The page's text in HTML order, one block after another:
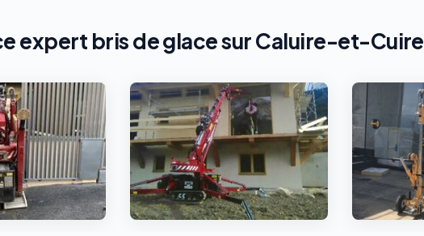
expert bris de glace sur Caluire-et-Cuire